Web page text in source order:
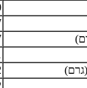
(גרם)